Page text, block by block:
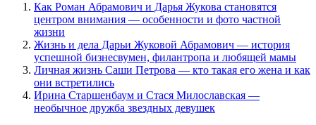
Как Роман Абрамович и Дарья Жукова становятся
центром внимания — особенности и фото частной
жизни
Жизнь и дела Дарьи Жуковой Абрамович — история
успешной бизнесвумен, филантропа и любящей мамы
Личная жизнь Саши Петрова — кто такая его жена и как
они встретились
Ирина Старшенбаум и Стася Милославская —
необычное дружба звездных девушек